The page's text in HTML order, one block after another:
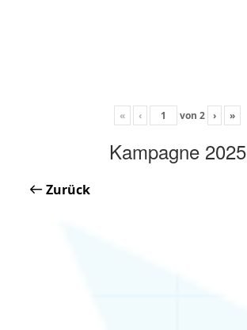
« ‹ von 2 › »
Kampagne 2025
Zurück